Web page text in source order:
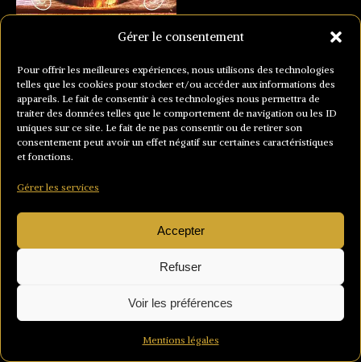
Gérer le consentement
Pour offrir les meilleures expériences, nous utilisons des technologies
telles que les cookies pour stocker et/ou accéder aux informations des
appareils. Le fait de consentir à ces technologies nous permettra de
traiter des données telles que le comportement de navigation ou les ID
uniques sur ce site. Le fait de ne pas consentir ou de retirer son
consentement peut avoir un effet négatif sur certaines caractéristiques
et fonctions.
Gérer les services
Accepter
Refuser
Voir les préférences
Mentions légales